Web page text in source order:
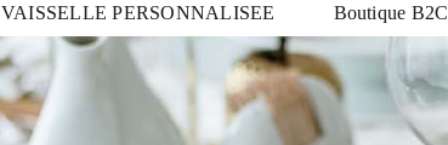
VAISSELLE PERSONNALISEE Boutique B2C